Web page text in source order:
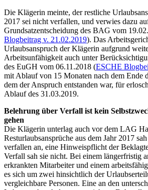
Die Klägerin meinte, der restliche
2017 sei nicht verfallen, und verwies dazu
Grundsatzentscheidung des BAG vom
Blogbeitrag v. 21.02.2019). Das
Urlaubsanspruch der Klägerin aufgrund
Arbeitsunfähigkeit auch unter
des EuGH vom 06.11.2018 (ESCHE
mit Ablauf von 15 Monaten nach dem Ende
dem der Anspruch entstanden war, für
Ablauf des 31.03.2019.
Belehrung über Verfall ist kein
gehen
Die Klägerin unterlag auch vor dem LAG
Resturlaubsansprüche aus dem Jahr 2017
verfallen an, eine Hinweispflicht der
Verfall sah sie nicht. Bei einem längerfristig
erkrankten Mitarbeiter und einem
es sich um zwei hinsichtlich der
vergleichbare Personen. Eine an den